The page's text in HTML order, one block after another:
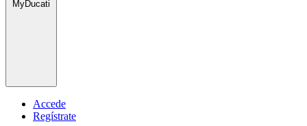
MyDucati
Accede
Regístrate